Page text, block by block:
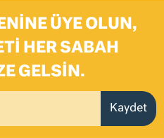
ÜYE OLUN,
HER SABAH
GELSIN.
Kaydet